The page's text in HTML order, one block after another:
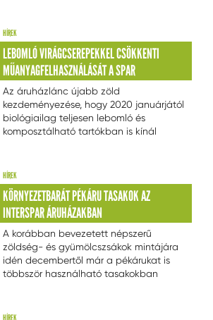
megmutatkozik.
Mobiliti által kínált mobiltelefonos
applikáció segítségével egyszerűen
vehető igénybe, és a Mobiliti országos
hálózatában is alkalmazott díjszabás
mellett válik elérhetővé.
HÍREK
LEBOMLÓ VIRÁGCSEREPEKKEL CSÖKKENTI
MŰANYAGFELHASZNÁLÁSÁT A SPAR
Az áruházlánc újabb zöld
kezdeményezése, hogy 2020 januárjától
biológiailag teljesen lebomló és
komposztálható tartókban is kínál
redukálják a vállalat
műanyagfelhasználását.
HÍREK
KÖRNYEZETBARÁT PÉKÁRU TASAKOK AZ
INTERSPAR ÁRUHÁZAKBAN
A korábban bevezetett népszerű
zöldség- és gyümölcszsákok mintájára
idén decembertől már a pékárukat is
többször használható tasakokban
csomagolóeszközök a pékárurészleg
HÍREK